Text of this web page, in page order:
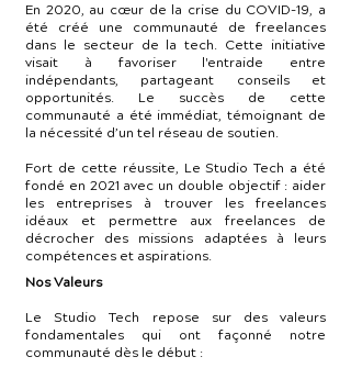
En 2020, au cœur de la crise du COVID-19, a
été créé une communauté de freelances
dans le secteur de la tech. Cette initiative
visait à favoriser l'entraide entre
indépendants, partageant conseils et
opportunités. Le succès de cette
communauté a été immédiat, témoignant de
la nécessité d’un tel réseau de soutien.
Fort de cette réussite, Le Studio Tech a été
fondé en 2021 avec un double objectif : aider
les entreprises à trouver les freelances
idéaux et permettre aux freelances de
décrocher des missions adaptées à leurs
compétences et aspirations.
Nos Valeurs
Le Studio Tech repose sur des valeurs
fondamentales qui ont façonné notre
communauté dès le début :